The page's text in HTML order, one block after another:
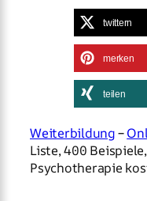
twittern
merken
teilen
Weiterbildung–
Liste, 400
Psychotherapie